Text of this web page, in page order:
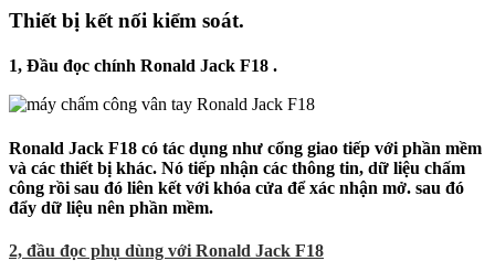
Thiết bị kết nối kiểm soát.
1, Đầu đọc chính Ronald Jack F18 .
Ronald Jack F18 có tác dụng như cổng giao tiếp với phần mềm
và các thiết bị khác. Nó tiếp nhận các thông tin, dữ liệu chấm
công rồi sau đó liên kết với khóa cửa để xác nhận mở. sau đó
đẩy dữ liệu nên phần mềm.
2, đầu đọc phụ dùng với Ronald Jack F18